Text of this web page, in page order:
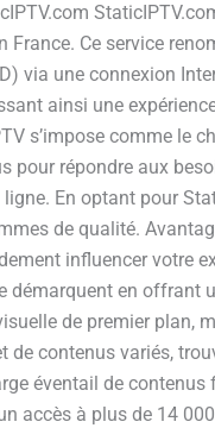
Ce service
via une connexion
ainsi une
s’impose comme le
pour répondre aux
En optant pour
de qualité.
influencer votre
démarquent en offrant
de premier plan,
de contenus variés,
éventail de contenus
accès à plus de 14